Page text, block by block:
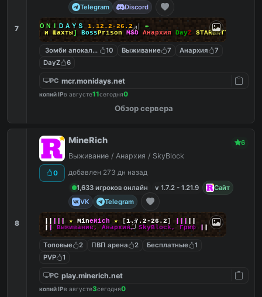
7
Telegram Discord
↠ ＭＯＮＩ ＤＡＹＳ 1.12.2-26.2
↞
[
Боссы и Шахты] BossPrison MSO Анархия DayZ STARBATTLE
Зомби апокалипсис
10 Выживание 7 Анархия
7
DayZ
6
PC mcr.monidays.net
копий IPв августе11сегодня0
Обзор сервера
8
0
MineRich 6
Выживание / Анархия / SkyBlock
добавлен 273 дн назад
1,633 игроков онлайн
v 1.7.2 - 1.21.9
Сайт
VK
Telegram
★ MineRic h ★ [1.7.2-26.2] |
| Выживание, Анархия, SkyBlock, Гриф | |
Топовые 2 ПВП арена 2 Бесплатные
1
PVP
1
PC play.minerich.net
копий IPв августе3сегодня0